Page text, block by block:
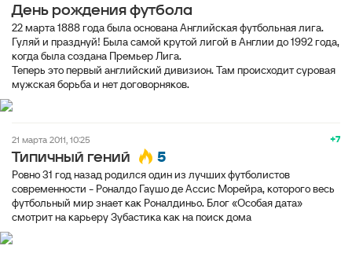
День рождения футбола
22 марта 1888 года была основана Английская футбольная лига.
Гуляй и празднуй! Была самой крутой лигой в Англии до 1992 года,
когда была создана Премьер Лига.
Теперь это первый английский дивизион. Там происходит суровая
мужская борьба и нет договорняков.
+7
21 марта 2011, 10:25
Типичный гений 5
Ровно 31 год назад родился один из лучших футболистов
современности - Роналдо Гаушо де Ассис Морейра, которого весь
футбольный мир знает как Роналдиньо. Блог «Особая дата»
смотрит на карьеру Зубастика как на поиск дома